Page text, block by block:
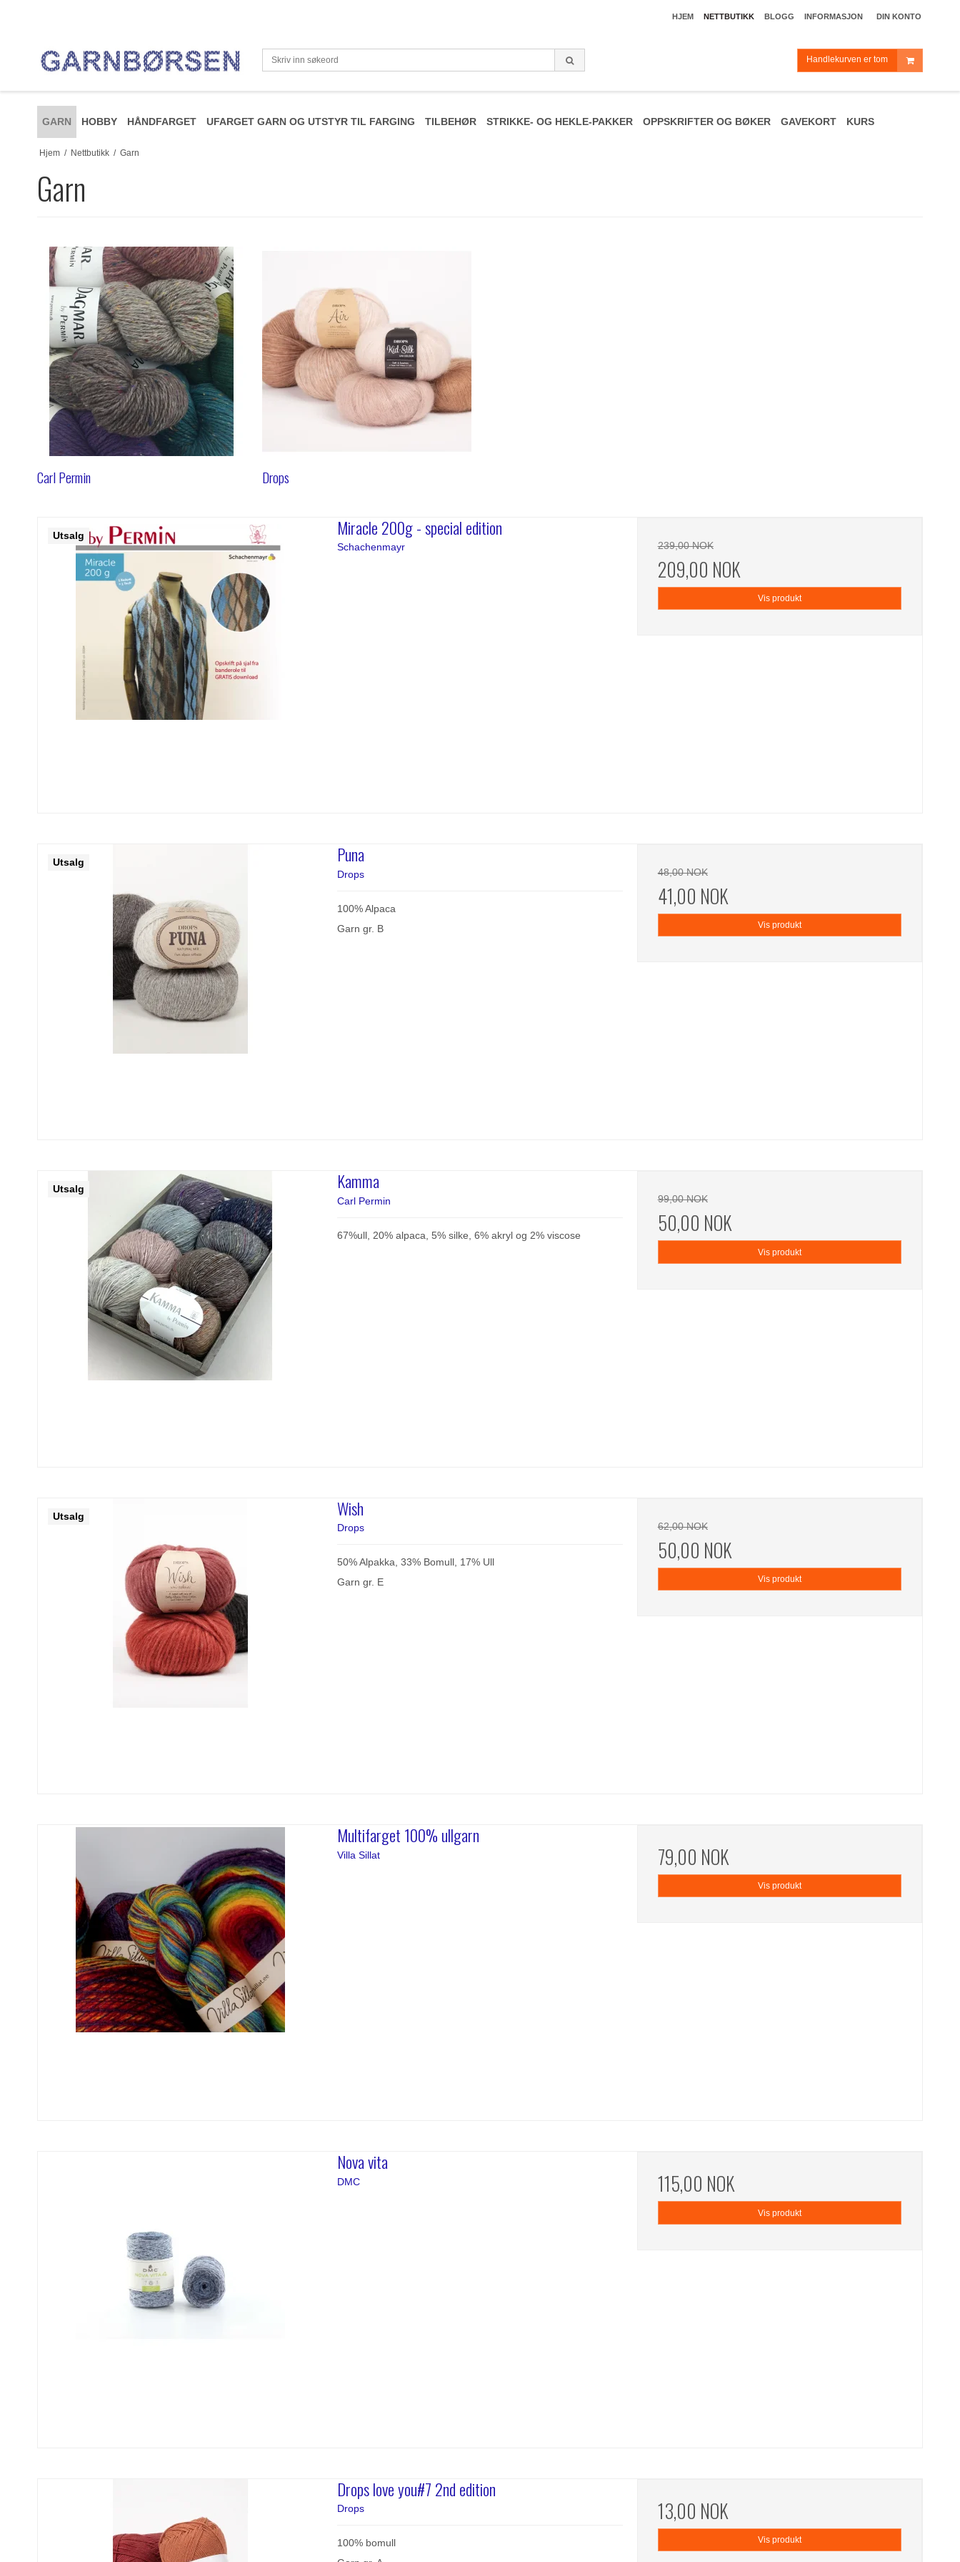
HJEM NETTBUTIKK BLOGG INFORMASJON DIN KONTO
Handlekurven er tom
GARN HOBBY HÅNDFARGET UFARGET GARN OG UTSTYR TIL FARGING TILBEHØR STRIKKE- OG HEKLE-PAKKER OPPSKRIFTER OG BØKER GAVEKORT KURS
Hjem / Nettbutikk / Garn
Garn
Carl Permin Drops
Utsalg Miracle 200g - special edition
Schachenmayr 239,00 NOK
209,00 NOK
Vis produkt
Utsalg Puna
Drops
100% Alpaca
Garn gr. B
48,00 NOK
41,00 NOK
Vis produkt
Utsalg Kamma
Carl Permin
67%ull, 20% alpaca, 5% silke, 6% akryl og 2% viscose
99,00 NOK
50,00 NOK
Vis produkt
Utsalg Wish
Drops
50% Alpakka, 33% Bomull, 17% Ull
Garn gr. E
62,00 NOK
50,00 NOK
Vis produkt
Multifarget 100% ullgarn
Villa Sillat 79,00 NOK
Vis produkt
Nova vita
DMC 115,00 NOK
Vis produkt
Drops love you#7 2nd edition
Drops
100% bomull
13,00 NOK
Vis produkt